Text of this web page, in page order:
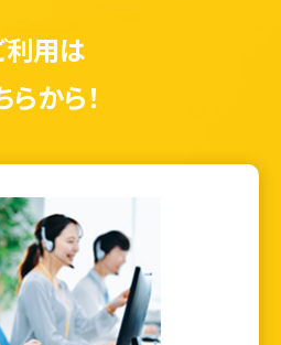
利用は
らから！